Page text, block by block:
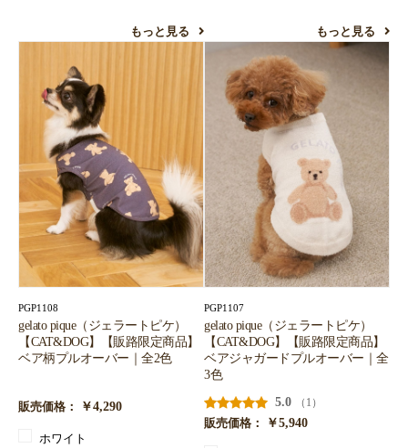
もっと見る もっと見る
PGP1108
gelato pique（ジェラートピケ）
【CAT&DOG】【販路限定商品】
ベア柄プルオーバー｜全2色
販売価格： ￥4,290
ホワイト
PGP1107
gelato pique（ジェラートピケ）
【CAT&DOG】【販路限定商品】
ベアジャガードプルオーバー｜全
3色
5.0
（1）
販売価格：
￥5,940